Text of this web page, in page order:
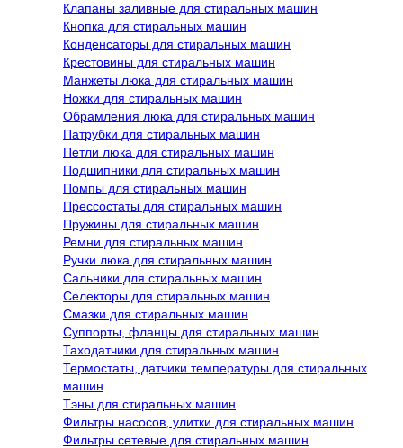
Клапаны заливные для стиральных машин
Кнопка для стиральных машин
Конденсаторы для стиральных машин
Крестовины для стиральных машин
Манжеты люка для стиральных машин
Ножки для стиральных машин
Обрамления люка для стиральных машин
Патрубки для стиральных машин
Петли люка для стиральных машин
Подшипники для стиральных машин
Помпы для стиральных машин
Прессостаты для стиральных машин
Пружины для стиральных машин
Ремни для стиральных машин
Ручки люка для стиральных машин
Сальники для стиральных машин
Селекторы для стиральных машин
Смазки для стиральных машин
Суппорты, фланцы для стиральных машин
Таходатчики для стиральных машин
Термостаты, датчики температуры для стиральных
машин
Тэны для стиральных машин
Фильтры насосов, улитки для стиральных машин
Фильтры сетевые для стиральных машин